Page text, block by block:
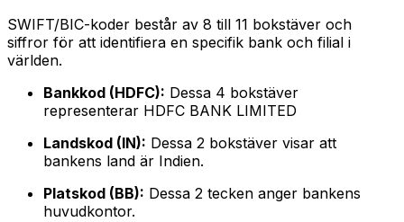
SWIFT/BIC-koder består av 8 till 11 bokstäver och
siffror för att identifiera en specifik bank och filial i
världen.
Bankkod (HDFC): Dessa 4 bokstäver
representerar HDFC BANK LIMITED
Landskod (IN): Dessa 2 bokstäver visar att
bankens land är Indien.
Platskod (BB): Dessa 2 tecken anger bankens
huvudkontor.